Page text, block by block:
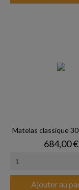
Matelas classique
Prix
684,00 €
Ajouter au